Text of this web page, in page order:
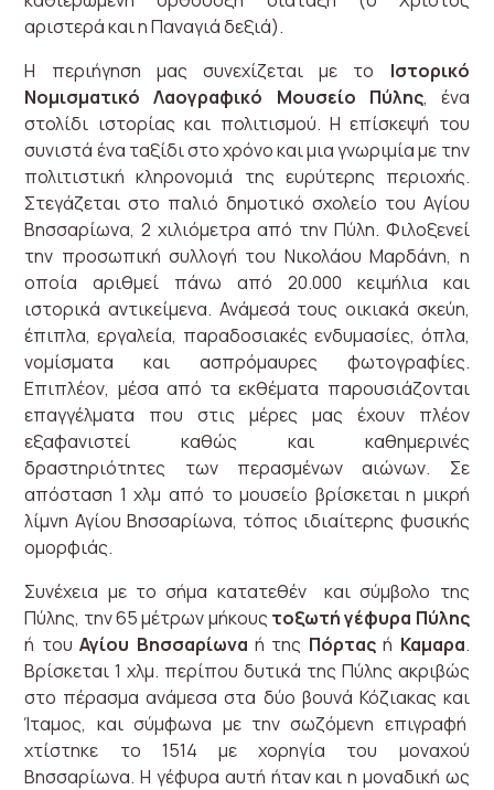
αριστερά και η Παναγιά δεξιά).
Η περιήγηση μας συνεχίζεται με το Ιστορικό
Νομισματικό Λαογραφικό Μουσείο Πύλης, ένα
στολίδι ιστορίας και πολιτισμού. Η επίσκεψή του
συνιστά ένα ταξίδι στο χρόνο και μια γνωριμία με την
πολιτιστική κληρονομιά της ευρύτερης περιοχής.
Στεγάζεται στο παλιό δημοτικό σχολείο του Αγίου
Βησσαρίωνα, 2 χιλιόμετρα από την Πύλη. Φιλοξενεί
την προσωπική συλλογή του Νικολάου Μαρδάνη, η
οποία αριθμεί πάνω από 20.000 κειμήλια και
ιστορικά αντικείμενα. Ανάμεσά τους οικιακά σκεύη,
έπιπλα, εργαλεία, παραδοσιακές ενδυμασίες, όπλα,
νομίσματα και ασπρόμαυρες φωτογραφίες.
Επιπλέον, μέσα από τα εκθέματα παρουσιάζονται
επαγγέλματα που στις μέρες μας έχουν πλέον
εξαφανιστεί καθώς και καθημερινές
δραστηριότητες των περασμένων αιώνων. Σε
απόσταση 1 χλμ από το μουσείο βρίσκεται η μικρή
λίμνη Αγίου Βησσαρίωνα, τόπος ιδιαίτερης φυσικής
ομορφιάς.
Συνέχεια με το σήμα κατατεθέν και σύμβολο της
Πύλης, την 65 μέτρων μήκους τοξωτή γέφυρα Πύλης
ή τουΑγίου Βησσαρίωνα ή της Πόρταςή Καμαρα.
Βρίσκεται 1 χλμ. περίπου δυτικά της Πύλης ακριβώς
στο πέρασμα ανάμεσα στα δύο βουνά Κόζιακας και
Ίταμος, και σύμφωνα με την σωζόμενη επιγραφή
χτίστηκε το 1514 με χορηγία του μοναχού
Βησσαρίωνα. Η γέφυρα αυτή ήταν και η μοναδική ως